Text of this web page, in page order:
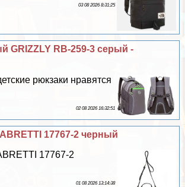
03 08 2026 8:31:25
GRIZZLY RB-259-3 серый -
рюкзаки нравятся
02 08 2026 16:32:51
17767-2 черный
17767-2
01 08 2026 13:14:38